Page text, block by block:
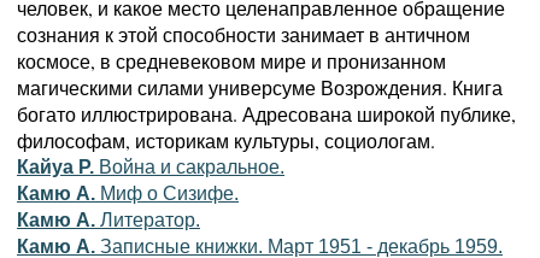
человек, и какое место целенаправленное обращение
сознания к этой способности занимает в античном
космосе, в средневековом мире и пронизанном
магическими силами универсуме Возрождения. Книга
богато иллюстрирована. Адресована широкой публике,
философам, историкам культуры, социологам.
Кайуа Р. Война и сакральное.
Камю А. Миф о Сизифе.
Камю А. Литератор.
Камю А. Записные книжки. Март 1951 - декабрь 1959.